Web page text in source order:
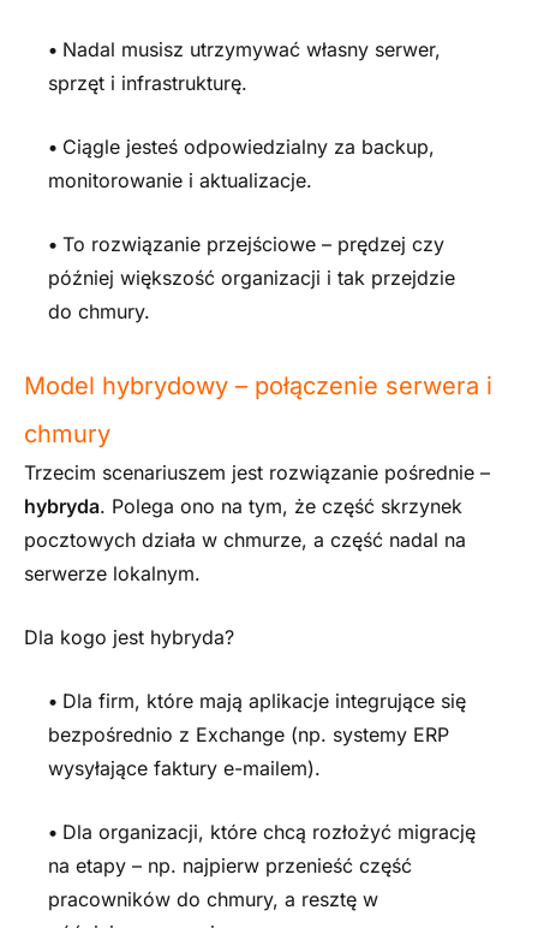
• Nadal musisz utrzymywać własny serwer,
sprzęt i infrastrukturę.
• Ciągle jesteś odpowiedzialny za backup,
monitorowanie i aktualizacje.
• To rozwiązanie przejściowe – prędzej czy
później większość organizacji i tak przejdzie
do chmury.
Model hybrydowy – połączenie serwera i
chmury
Trzecim scenariuszem jest rozwiązanie pośrednie –
hybryda. Polega ono na tym, że część skrzynek
pocztowych działa w chmurze, a część nadal na
serwerze lokalnym.
Dla kogo jest hybryda?
• Dla firm, które mają aplikacje integrujące się
bezpośrednio z Exchange (np. systemy ERP
wysyłające faktury e-mailem).
• Dla organizacji, które chcą rozłożyć migrację
na etapy – np. najpierw przenieść część
pracowników do chmury, a resztę w